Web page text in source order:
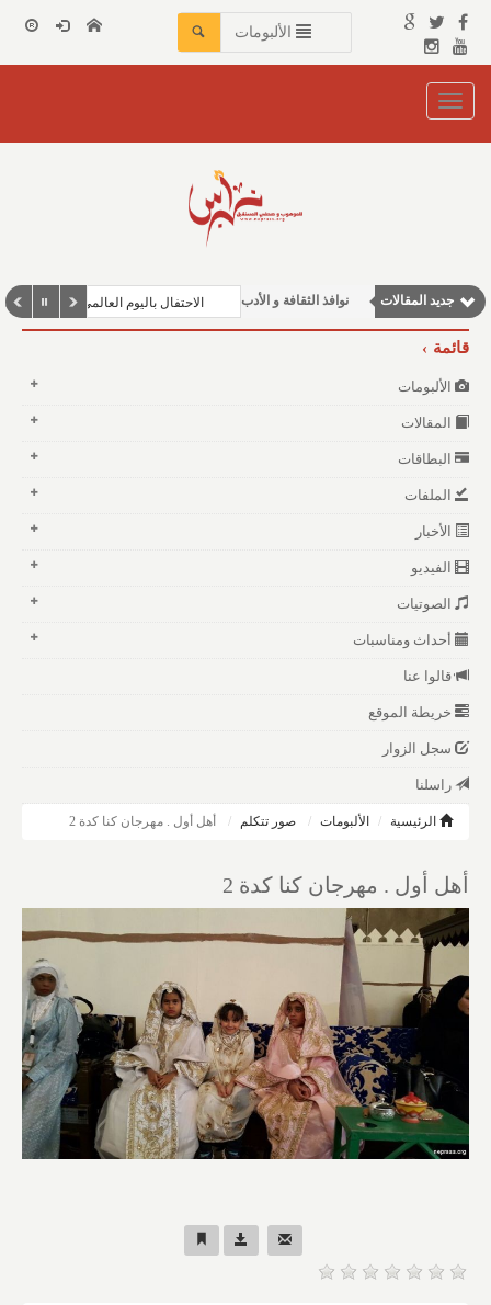
الألبومات
Toggle
navigation
جديد المقالات نوافذ الثقافة و الأدب
مقالات علمية
الاحتفال باليوم العالمي للغة العربية
قائمة
الألبومات
المقالات
البطاقات
الملفات
الأخبار
الفيديو
الصوتيات
أحداث ومناسبات
قالوا عنا
خريطة الموقع
سجل الزوار
راسلنا
الرئيسية الألبومات صور تتكلم أهل أول . مهرجان كنا كدة 2
أهل أول . مهرجان كنا كدة 2